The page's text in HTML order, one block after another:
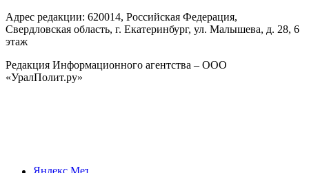
Адрес редакции: 620014, Российская Федерация,
Свердловская область, г. Екатеринбург, ул. Малышева, д. 28, 6
этаж
Редакция Информационного агентства – ООО
«УралПолит.ру»